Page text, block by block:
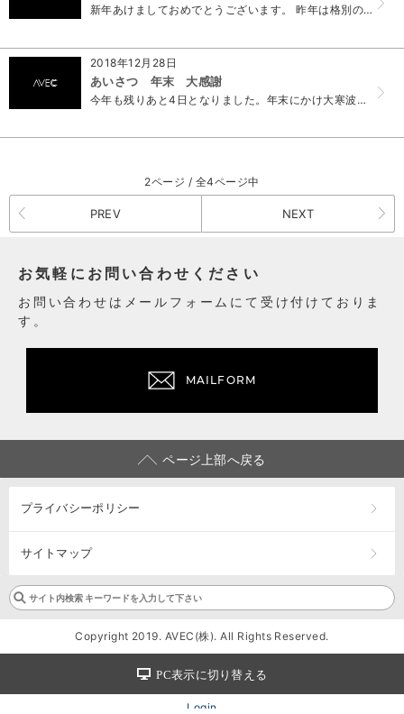
新年あけましておめでとうございます。 昨年は格別のご厚情を賜り、厚く御礼申し上げます。 本年も社員一同、皆様にご満足いただけるサービスを心掛ける所存でご...
2018年12月28日
あいさつ 年末 大感謝
今年も残りあと4日となりました。年末にかけ大寒波がやってくるようですが、体調管理を万全に、元気に新年をお迎えたいですね(^^) AVEC株式会社は29日...
2ページ / 全4ページ中
PREV NEXT
お気軽にお問い合わせください
お問い合わせはメールフォームにて受け付けておりま
す。
MAILFORM
ページ上部へ戻る
プライバシーポリシー
サイトマップ
Copyright 2019. AVEC(株). All Rights Reserved.
PC表示に切り替える
Login